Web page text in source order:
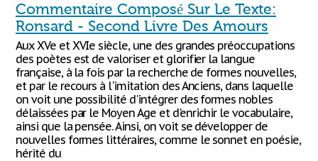
Commentaire Composé Sur Le Texte:
Ronsard - Second Livre Des Amours
Aux XVe et XVIe siècle, une des grandes préoccupations
des poètes est de valoriser et glorifier la langue
française, à la fois par la recherche de formes nouvelles,
et par le recours à l'imitation des Anciens, dans laquelle
on voit une possibilité d'intégrer des formes nobles
délaissées par le Moyen Age et d'enrichir le vocabulaire,
ainsi que la pensée. Ainsi, on voit se développer de
nouvelles formes littéraires, comme le sonnet en poésie,
hérité du